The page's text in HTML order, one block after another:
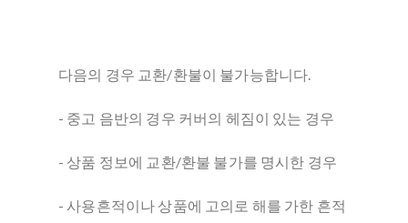
다음의 경우 교환/환불이 불가능합니다.
- 중고 음반의 경우 커버의 헤짐이 있는 경우
- 상품 정보에 교환/환불 불가를 명시한 경우
- 사용흔적이나 상품에 고의로 해를 가한 흔적